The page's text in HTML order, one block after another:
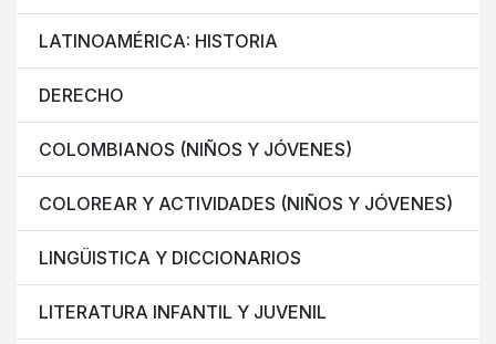
LATINOAMÉRICA: HISTORIA
DERECHO
COLOMBIANOS (NIÑOS Y JÓVENES)
COLOREAR Y ACTIVIDADES (NIÑOS Y JÓVENES)
LINGÜISTICA Y DICCIONARIOS
LITERATURA INFANTIL Y JUVENIL